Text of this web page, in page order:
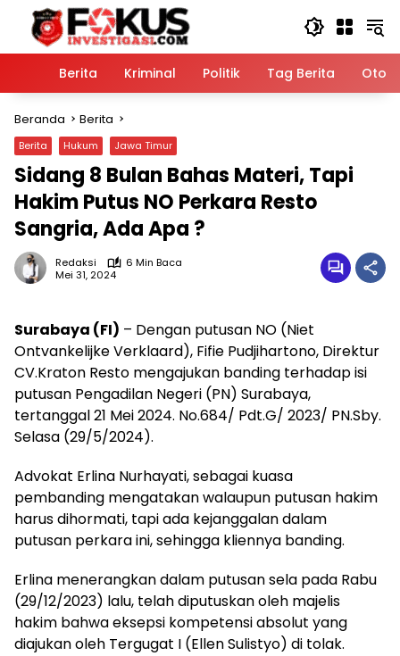
Langsung
konten
HomeBerita Kriminal Politik Tag Berita
Beranda Berita
Berita Hukum Jawa Timur
Sidang 8 Bulan Bahas Materi, Tapi
Hakim Putus NO Perkara Resto
Sangria, Ada Apa ?
Redaksi
6 Min Baca
Mei 31, 2024
Surabaya (FI) – Dengan putusan NO (Niet
Ontvankelijke Verklaard), Fifie Pudjihartono, Direktur
CV.Kraton Resto mengajukan banding terhadap isi
putusan Pengadilan Negeri (PN) Surabaya,
tertanggal 21 Mei 2024. No.684/ Pdt.G/ 2023/ PN.Sby.
Selasa (29/5/2024).
Advokat Erlina Nurhayati, sebagai kuasa
pembanding mengatakan walaupun putusan hakim
harus dihormati, tapi ada kejanggalan dalam
putusan perkara ini, sehingga kliennya banding.
Erlina menerangkan dalam putusan sela pada Rabu
(29/12/2023) lalu, telah diputuskan oleh majelis
hakim bahwa eksepsi kompetensi absolut yang
diajukan oleh Tergugat I (Ellen Sulistyo) di tolak.